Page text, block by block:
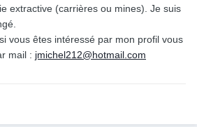
extractive (carrières ou mines). Je suis
vous êtes intéressé par mon profil vous
mail : jmichel212@hotmail.com